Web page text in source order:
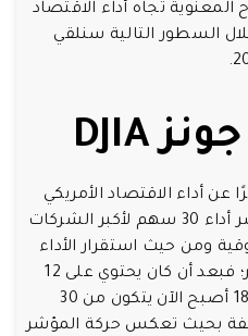
المعنوية تجاه أداء الاقتصاد
السطور التالية سنلقي
جونزDJIA
عن أداء الاقتصاد الأمريكي
بشكل عام، حيث يعكس المؤشر أداء 30 سهم لأكبر الشركات
ومن حيث استقرار الأداء
المالي. وقد تطور تكوين المؤشر؛ فبعد أن كان يحتوي على 12
شركة فقط حين إطلاقه في 1896 أصبح الآن يتكون من 30
بحيث تعكس حركة المؤشر